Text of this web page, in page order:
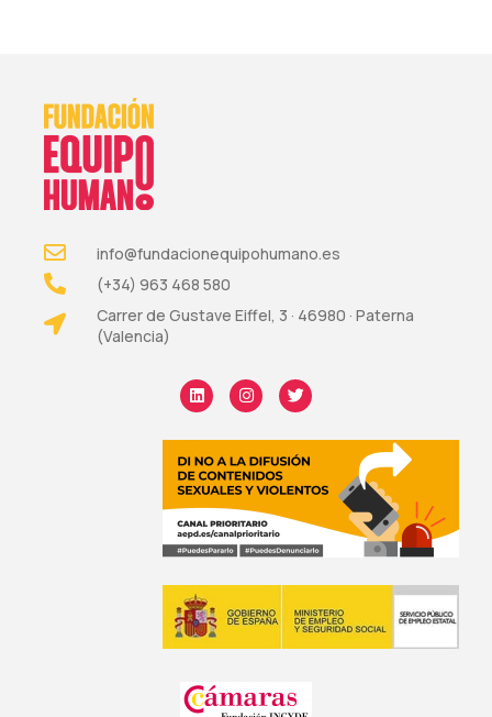
info@fundacionequipohumano.es
(+34) 963 468 580
Carrer de Gustave Eiffel, 3 · 46980 · Paterna
(Valencia)